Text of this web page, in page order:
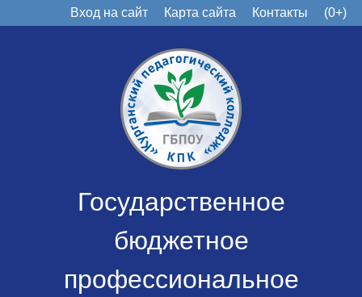
Вход на сайт Карта сайта Контакты (0+)
Государственное
бюджетное
профессиональное